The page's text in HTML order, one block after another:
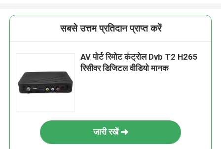
सबसे उत्तम प्रतिदान प्राप्त करें
AV पोर्ट रिमोट कंट्रोल Dvb T2 H265
रिसीवर डिजिटल वीडियो मानक
जारी रखें